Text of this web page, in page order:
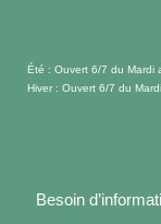
contenuÉté : Ouvert 6/7 du Mardi
Hiver : Ouvert 6/7 du
Besoin